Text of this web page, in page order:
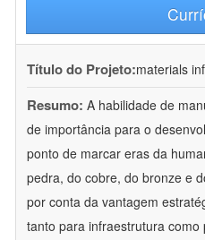
Título do Projeto:materials
Resumo: A habilidade de
de importância para o
ponto de marcar eras da
pedra, do cobre, do bronze e
por conta da vantagem
tanto para infraestrutura